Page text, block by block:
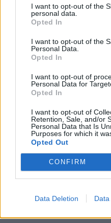
I want to opt-out of the
personal data.
Opted In
I want to opt-out of the
Personal Data.
Opted In
I want to opt-out of
Personal Data for
Opted In
I want to opt-out of
Retention, Sale, and/or
Personal Data that Is
Purposes for which it
Opted Out
CONFIRM
Data Deletion Data
01/10/2005
CARTE DI CREDITO
sul caro-
27/09/2005
Appelli e
è già battaglia
16/09/2005
Montali: «Adesso